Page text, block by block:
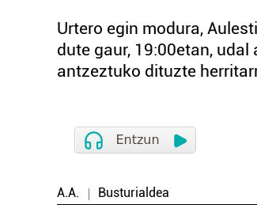
Urtero egin modura,
dute gaur, 19:00etan,
antzeztuko dituzte
A.A. Busturialdea